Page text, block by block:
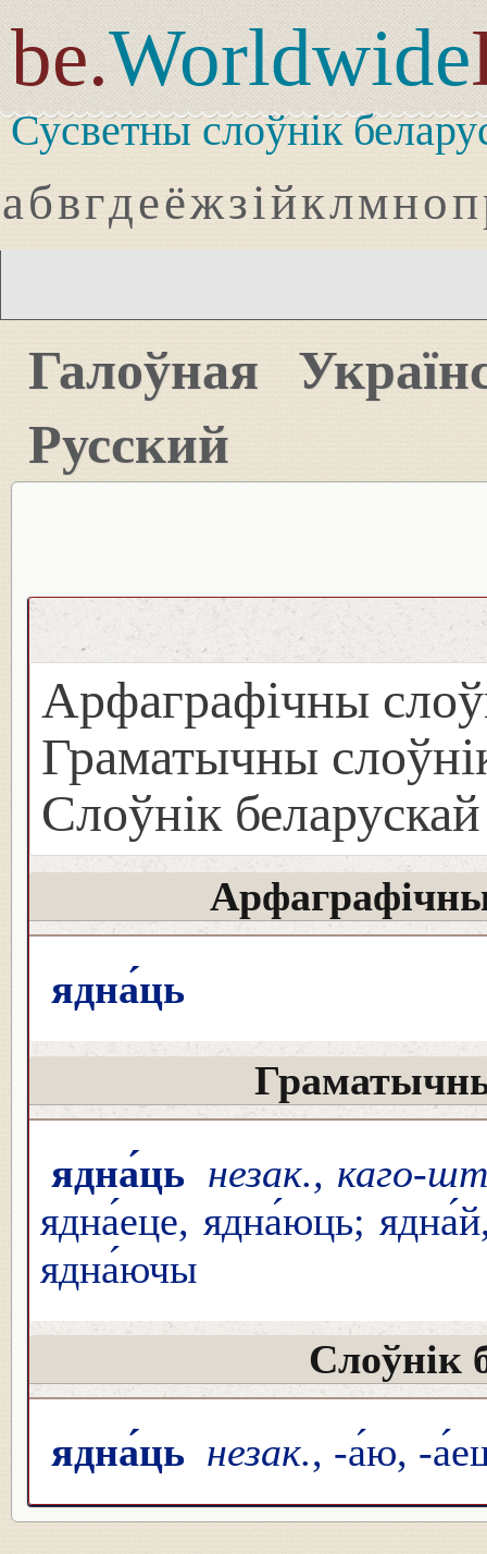
be.Worldwide
Сусветны слоўнік
абвгдеёжзійклмноп
Галоўная
Русский
Арфаграфічны
Граматычны
Слоўнік
ядна́ць
ядна́ць незак., каго-
ядна́еце, ядна́юць;
ядна́ючы
Слоўнік
ядна́ць незак., -а́ю, -